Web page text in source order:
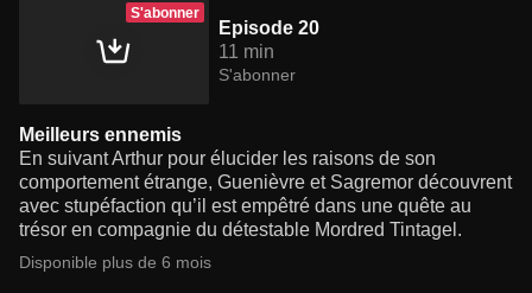
S'abonner
Episode 20
11 min
S'abonner
Meilleurs ennemis
En suivant Arthur pour élucider les raisons de son
comportement étrange, Guenièvre et Sagremor découvrent
avec stupéfaction qu’il est empêtré dans une quête au
trésor en compagnie du détestable Mordred Tintagel.
Disponible plus de 6 mois